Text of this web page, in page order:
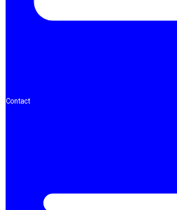
Contact